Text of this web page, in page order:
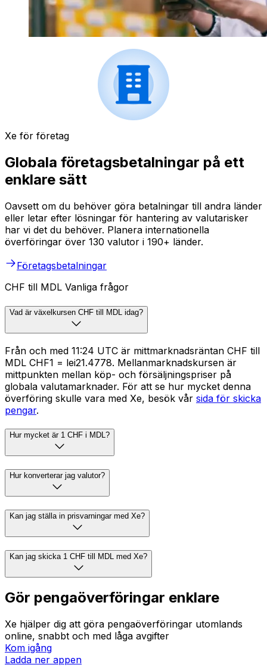
Xe för företag
Globala företagsbetalningar på ett
enklare sätt
Oavsett om du behöver göra betalningar till andra länder
eller letar efter lösningar för hantering av valutarisker
har vi det du behöver. Planera internationella
överföringar över 130 valutor i 190+ länder.
Företagsbetalningar
CHF till MDL Vanliga frågor
Vad är växelkursen CHF till MDL idag?
Från och med 11:24 UTC är mittmarknadsräntan CHF till
MDL CHF1 = lei21.4778. Mellanmarknadskursen är
mittpunkten mellan köp- och försäljningspriser på
globala valutamarknader. För att se hur mycket denna
överföring skulle vara med Xe, besök vår sida för skicka
pengar.
Hur mycket är 1 CHF i MDL?
Hur konverterar jag valutor?
Kan jag ställa in prisvarningar med Xe?
Kan jag skicka 1 CHF till MDL med Xe?
Gör pengaöverföringar enklare
Xe hjälper dig att göra pengaöverföringar utomlands
online, snabbt och med låga avgifter
Kom igång
Ladda ner appen